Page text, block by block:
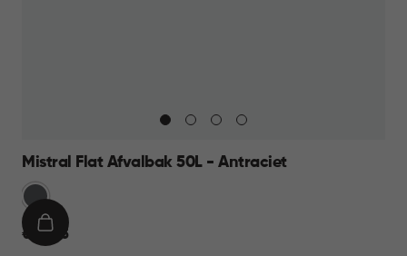
Mistral Flat Afvalbak 50L - Antraciet
Anthraciet
€
€ 23,95
IN